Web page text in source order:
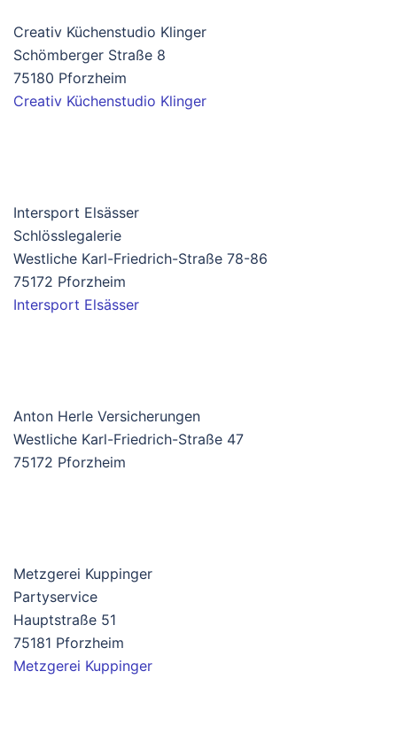
Creativ Küchenstudio Klinger
Schömberger Straße 8
75180 Pforzheim
Creativ Küchenstudio Klinger
Intersport Elsässer
Schlösslegalerie
Westliche Karl-Friedrich-Straße 78-86
75172 Pforzheim
Intersport Elsässer
Anton Herle Versicherungen
Westliche Karl-Friedrich-Straße 47
75172 Pforzheim
Metzgerei Kuppinger
Partyservice
Hauptstraße 51
75181 Pforzheim
Metzgerei Kuppinger